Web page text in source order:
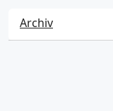
Archiv